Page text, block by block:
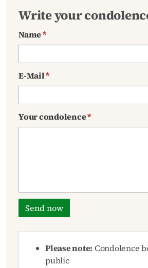
Write your
Name*
E-Mail*
Your condolence*
Send now
Please note: Condolence
public